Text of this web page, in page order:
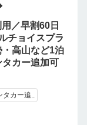
／早割60日
チョイスプラ
高山など1泊
カー追加可
タカー追..